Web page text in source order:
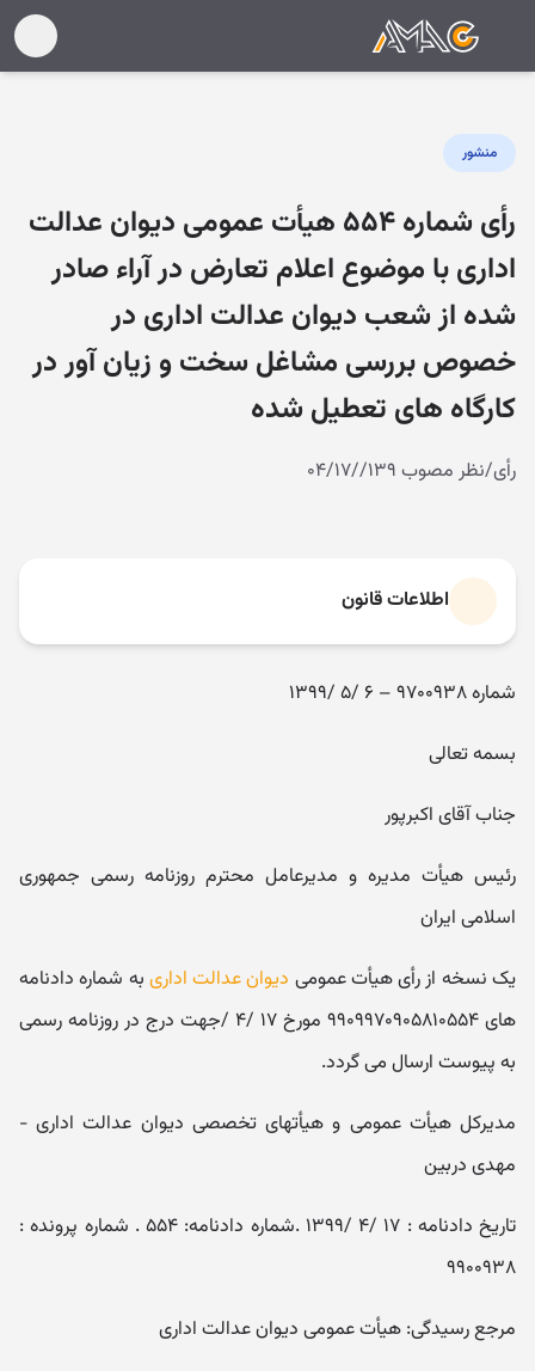
منشور
رأی شماره ۵۵۴ هیأت عمومی دیوان عدالت
اداری با موضوع اعلام تعارض در آراء صادر
شده از شعب دیوان عدالت اداری در
خصوص بررسی مشاغل سخت و زیان آور در
کارگاه های تعطیل شده
رأی/نظر مصوب ۱۳۹//۰۴/۱۷
اطلاعات قانون
شماره ۹۷۰۰۹۳۸ – ۶ /۵ /۱۳۹۹
بسمه تعالی
جناب آقای اکبرپور
رئیس ھیأت مدیره و مدیرعامل محترم روزنامه رسمی جمھوری
اسلامی ایران
یک نسخه از رأی ھیأت عمومی دیوان عدالت اداری به شماره دادنامه
های ۹۹۰۹۹۷۰۹۰۵۸۱۰۵۵۴ مورخ ۱۷ /۴ /جهت درج در روزنامه رسمی
به پیوست ارسال می گردد.
مدیرکل ھیأت عمومی و ھیأتھای تخصصی دیوان عدالت اداری -
مھدی دربین
تاریخ دادنامه : ۱۷ /۴ /۱۳۹۹ .شماره دادنامه: ۵۵۴ . شماره پرونده :
۹۹۰۰۹۳۸
مرجع رسیدگی: هیأت عمومی دیوان عدالت اداری